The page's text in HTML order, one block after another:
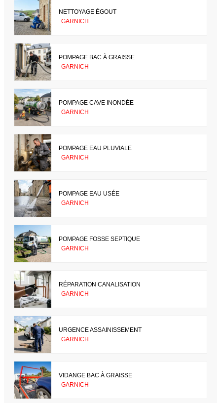
NETTOYAGE ÉGOUT
GARNICH
POMPAGE BAC À GRAISSE
GARNICH
POMPAGE CAVE INONDÉE
GARNICH
POMPAGE EAU PLUVIALE
GARNICH
POMPAGE EAU USÉE
GARNICH
POMPAGE FOSSE SEPTIQUE
GARNICH
RÉPARATION CANALISATION
GARNICH
URGENCE ASSAINISSEMENT
GARNICH
VIDANGE BAC À GRAISSE
GARNICH